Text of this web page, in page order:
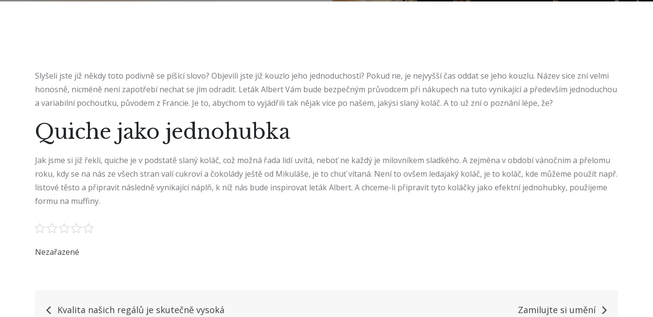
Slyšeli jste již někdy toto podivně se píšící slovo? Objevili jste již kouzlo jeho jednoduchosti? Pokud ne, je nejvyšší čas oddat se jeho kouzlu. Název sice zní velmi
honosně, nicméně není zapotřebí nechat se jím odradit. Leták AlbertVám bude bezpečným průvodcem při nákupech na tuto vynikající a především jednoduchou
a variabilní pochoutku, původem z Francie. Je to, abychom to vyjádřili tak nějak více po našem, jakýsi slaný koláč. A to už zní o poznání lépe, že?
Quiche jako jednohubka
Jak jsme si již řekli, quiche je v podstatě slaný koláč, což možná řada lidí uvítá, neboť ne každý je milovníkem sladkého. A zejména v období vánočním a přelomu
roku, kdy se na nás ze všech stran valí cukroví a čokolády ještě od Mikuláše, je to chuť vítaná. Není to ovšem ledajaký koláč, je to koláč, kde můžeme použít např.
listové těsto a připravit následně vynikající náplň, k níž nás bude inspirovat leták Albert. A chceme-li připravit tyto koláčky jako efektní jednohubky, použijeme
formu na muffiny.
Nezařazené
Navigace
Kvalita našich regálů je skutečně vysoká Zamilujte si umění